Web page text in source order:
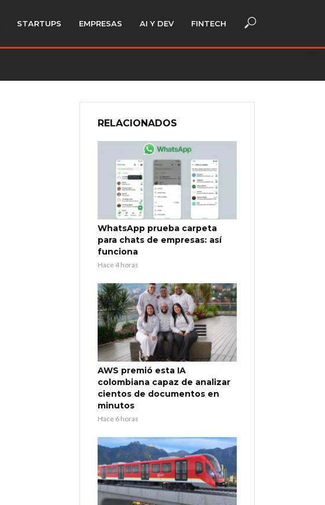
STARTUPS EMPRESAS AI Y DEV FINTECH
RELACIONADOS
WhatsApp prueba carpeta
para chats de empresas: así
funciona
Hace 4 horas
AWS premió esta IA
colombiana capaz de analizar
cientos de documentos en
minutos
Hace 6 horas